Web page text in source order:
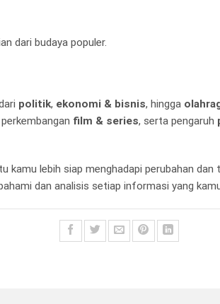
dari budaya populer.
politik, ekonomi & bisnis, hingga
perkembangan film & series, serta pengaruh
kamu lebih siap menghadapi perubahan
dan analisis setiap informasi yang